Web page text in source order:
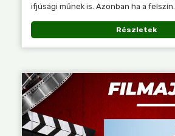
ifjúsági műnek is. Azonban ha a felszín...
Részletek